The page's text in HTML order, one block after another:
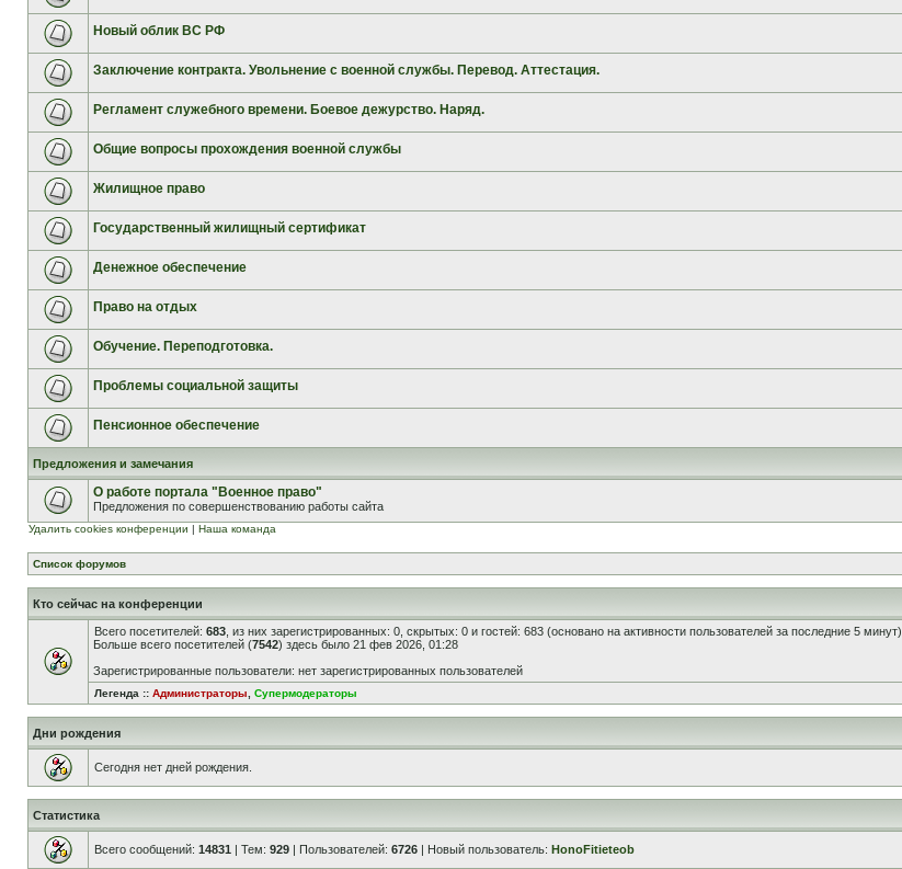
Новый облик ВС РФ
Заключение контракта. Увольнение с военной службы. Перевод. Аттестация.
Регламент служебного времени. Боевое дежурство. Наряд.
Общие вопросы прохождения военной службы
Жилищное право
Государственный жилищный сертификат
Денежное обеспечение
Право на отдых
Обучение. Переподготовка.
Проблемы социальной защиты
Пенсионное обеспечение
Предложения и замечания
О работе портала "Военное право"
Предложения по совершенствованию работы сайта
Удалить cookies конференции | Наша команда
Список форумов
Кто сейчас на конференции
Всего посетителей: 683 , из них зарегистрированных: 0, скрытых: 0 и гостей: 683 (основано на активности пользователей за последние 5 минут)
Больше всего посетителей (7542) здесь было 21 фев 2026, 01:28
Зарегистрированные пользователи: нет зарегистрированных пользователей
Легенда :: Администраторы Супермодераторы
Дни рождения
Сегодня нет дней рождения.
Статистика
Всего сообщений: 14831 | Тем: 929 | Пользователей: 6726 | Новый пользователь: HonoFitieteob